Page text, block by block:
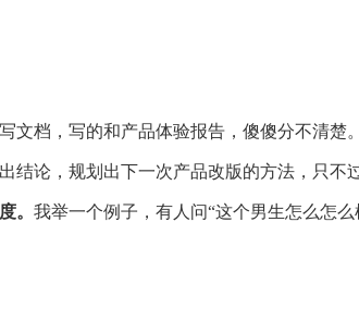
档，写的和产品体验报告，傻傻分不清楚
论，规划出下一次产品改版的方法，只不
。 我举一个例子，有人问“这个男生怎么怎